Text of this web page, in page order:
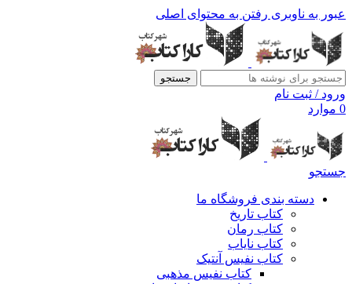
عبور به ناوبری رفتن به محتوای اصلی
جستجو
ورود / ثبت نام
0 موارد
جستجو
دسته بندی فروشگاه ما
کتاب تاریخ
کتاب رمان
کتاب نایاب
کتاب نفیس آنتیک
کتاب نفیس مذهبی